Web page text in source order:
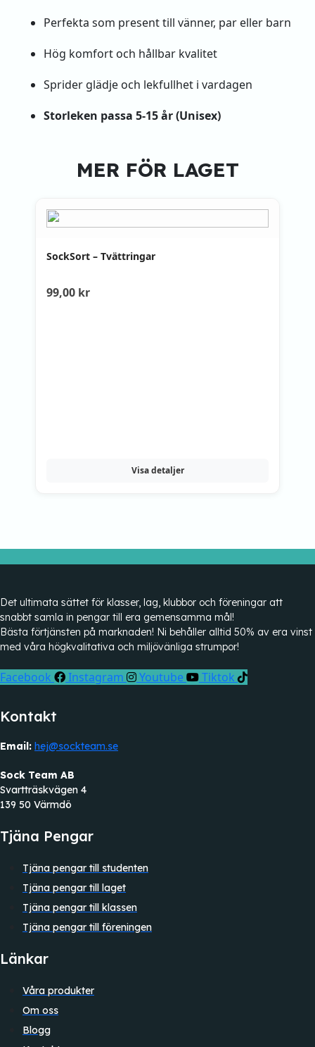
Perfekta som present till vänner, par eller barn
Hög komfort och hållbar kvalitet
Sprider glädje och lekfullhet i vardagen
Storleken passa 5-15 år (Unisex)
MER FÖR LAGET
SockSort – Tvättringar
99,00 kr
Visa detaljer
Det ultimata sättet för klasser, lag, klubbor och föreningar att
snabbt samla in pengar till era gemensamma mål!
Bästa förtjänsten på marknaden! Ni behåller alltid 50% av era vinst
med våra högkvalitativa och miljövänliga strumpor!
Facebook Instagram Youtube Tiktok
Kontakt
Email: hej@sockteam.se
Sock Team AB
Svartträskvägen 4
139 50 Värmdö
Tjäna Pengar
Tjäna pengar till studenten
Tjäna pengar till laget
Tjäna pengar till klassen
Tjäna pengar till föreningen
Länkar
Våra produkter
Om oss
Blogg